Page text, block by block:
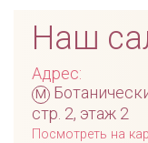
Наш
Адрес:
м
стр. 2, этаж 2
Посмотреть на